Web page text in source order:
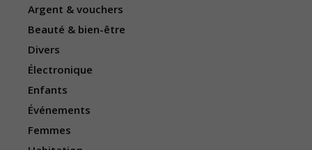
Argent & vouchers
Beauté & bien-être
Divers
Électronique
Enfants
Événements
Femmes